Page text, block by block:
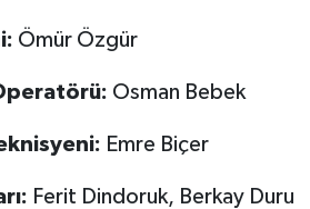
Ömür Özgür
Osman Bebek
Emre Biçer
Ferit Dindoruk, Berkay Duru